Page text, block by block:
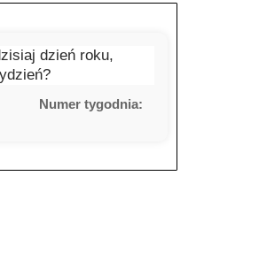
dzień roku,
Numer tygodnia: